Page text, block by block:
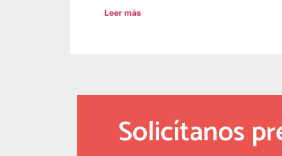
Leer más
Solicítanos